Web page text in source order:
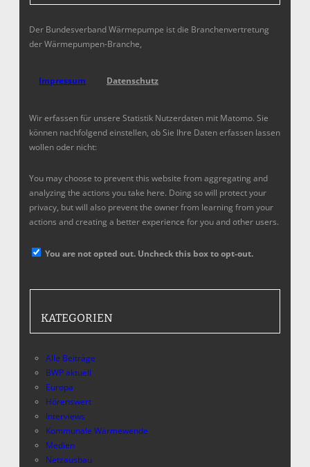
Der Bundesverband Wärmepumpe ist die Branchenvertretung
der Wärmepumpen-Branche,
Impressum Datenschutz
Wir erfassen für unsere Statistik Nutzerdaten mit Matomo. Sie
können nachfolgend einstellen, ob Sie Ihre Daten erfassen lassen
wollen oder nicht:
You may choose to prevent this website from aggregating and
analyzing the actions you take here. Doing so will protect your
privacy, but will also prevent the owner from learning from your
actions and creating a better experience for you and other users.
You are not opted out. Uncheck this box to opt-out.
KATEGORIEN
Alle Beiträge
BWP aktuell
Europa
Hörenswert
Interviews
Kommunale Wärmewende
Medien
Netzausbau